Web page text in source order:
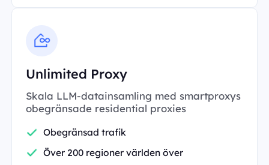
Unlimited Proxy
Skala LLM-datainsamling med smartproxys
obegränsade residential proxies
Obegränsad trafik
Över 200 regioner världen över